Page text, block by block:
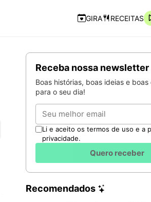
Navegação Rápida
GIRA RECEITAS
Receba nossa newsletter
Boas histórias, boas ideias e
para o seu dia!
Email
Li e aceito os termos de uso e a
privacidade.
Quero receber
Recomendados